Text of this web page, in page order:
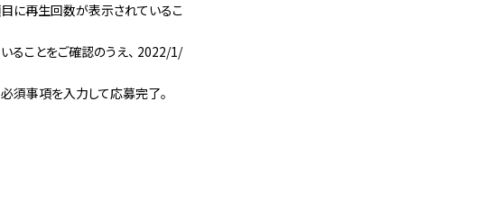
に再生回数が表示されているこ
ることをご確認のうえ、 2022/1/
須事項を入力して応募完了。